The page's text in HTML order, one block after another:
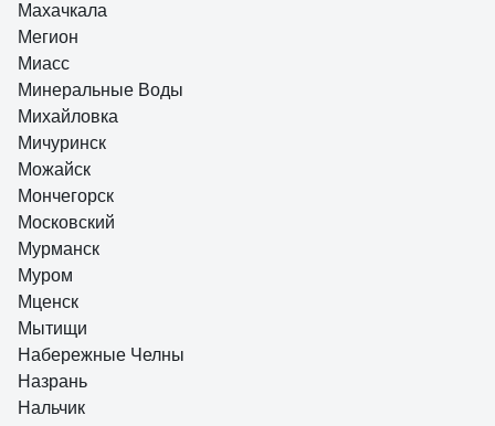
Махачкала
Мегион
Миасс
Минеральные Воды
Михайловка
Мичуринск
Можайск
Мончегорск
Московский
Мурманск
Муром
Мценск
Мытищи
Набережные Челны
Назрань
Нальчик